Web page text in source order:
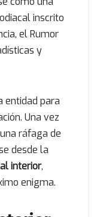
inscrito
el Rumor
y
entidad para
Una vez
ráfaga de
desde la
interior,
enigma.